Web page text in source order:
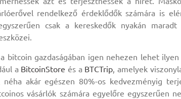
rendelkező érdeklődők számára is
csak a kereskedők nyakán
bitcoin gazdaságában igen nehezen lehet
a BitcoinStore és a BTCTrip, amelyek
néha akár egészen 80%-os kedvezményig
vásárlók számára egyelőre egyszerűen